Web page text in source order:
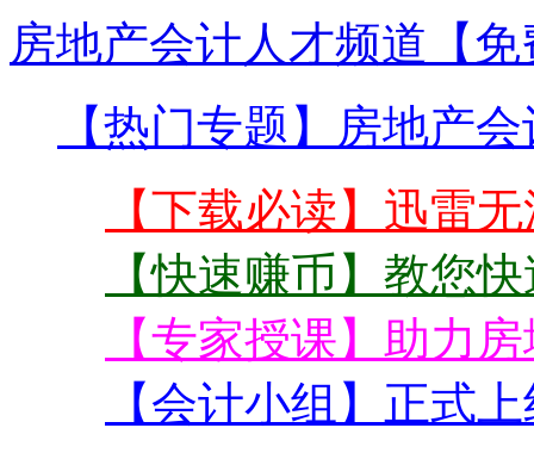
房地产会计人才频道【
【热门专题】房地产
【下载必读】迅雷
【快速赚币】教您
【专家授课】助力
【会计小组】正式